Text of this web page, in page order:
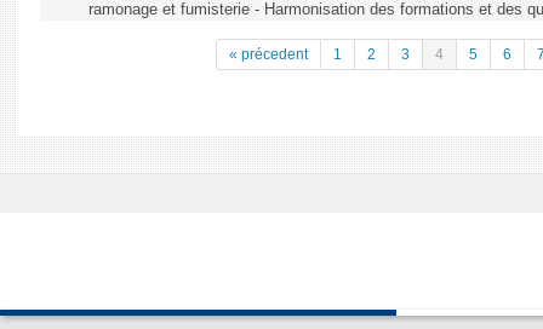
ramonage et fumisterie - Harmonisation des formations et des
« précedent 1 2 3 4 5 6